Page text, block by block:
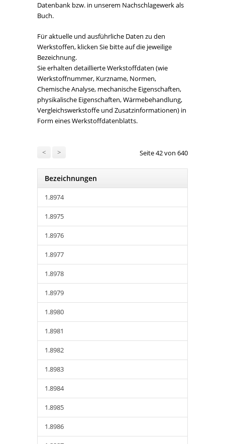
Datenbank bzw. in unserem Nachschlagewerk als
Buch.
Für aktuelle und ausführliche Daten zu den
Werkstoffen, klicken Sie bitte auf die jeweilige
Bezeichnung.
Sie erhalten detaillierte Werkstoffdaten (wie
Werkstoffnummer, Kurzname, Normen,
Chemische Analyse, mechanische Eigenschaften,
physikalische Eigenschaften, Wärmebehandlung,
Vergleichswerkstoffe und Zusatzinformationen) in
Form eines Werkstoffdatenblatts.
< > Seite 42 von 640
Bezeichnungen
1.8974
1.8975
1.8976
1.8977
1.8978
1.8979
1.8980
1.8981
1.8982
1.8983
1.8984
1.8985
1.8986